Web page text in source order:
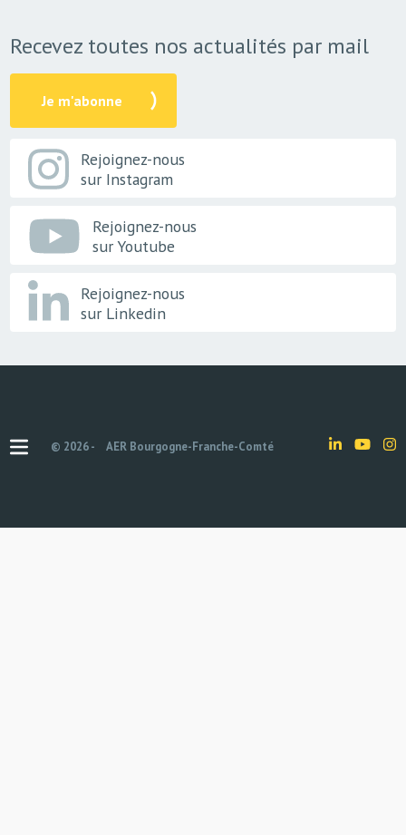
Recevez toutes nos actualités par mail
Je m'abonne
Rejoignez-nous
sur Instagram
Rejoignez-nous
sur Youtube
Rejoignez-nous
sur Linkedin
© 2026 - AER Bourgogne-Franche-Comté